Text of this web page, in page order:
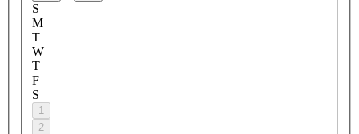
S
M
T
W
T
F
S
1
2